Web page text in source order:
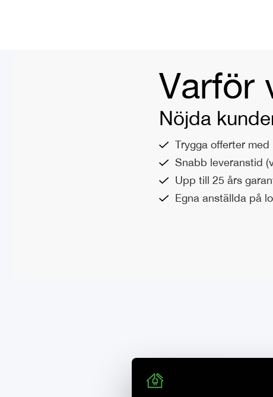
Varför
Nöjda
Trygga offerter
Snabb leveranstid
Upp till 25 års
Egna anställda på